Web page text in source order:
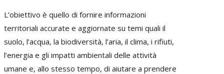
L’obiettivo è quello di fornire informazioni
territoriali accurate e aggiornate su temi quali il
suolo, l’acqua, la biodiversità, l’aria, il clima, i rifiuti,
l’energia e gli impatti ambientali delle attività
umane e, allo stesso tempo, di aiutare a prendere